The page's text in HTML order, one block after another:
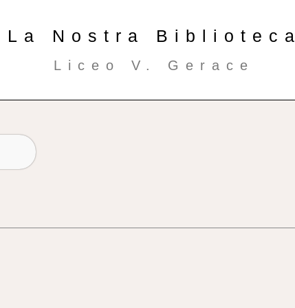
La Nostra Biblioteca
Liceo V. Gerace